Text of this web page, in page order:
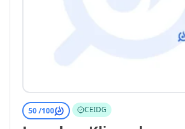
50 /100 CEIDG